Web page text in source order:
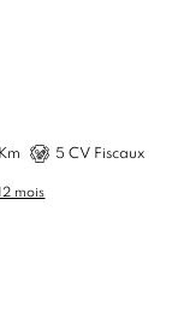
5 CV Fiscaux
mois